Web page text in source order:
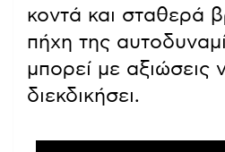
κοντά και σταθερά
πήχη της
μπορεί με αξιώσεις
διεκδικήσει.